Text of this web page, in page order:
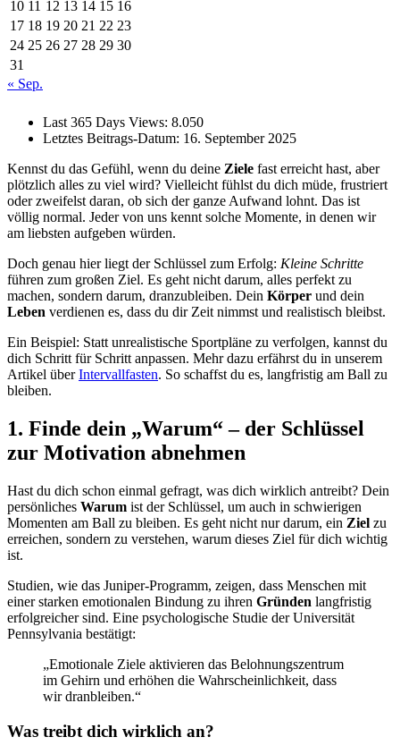
10 11 12 13 14 15 16
17 18 19 20 21 22 23
24 25 26 27 28 29 30
31
« Sep.
Last 365 Days Views: 8.050
Letztes Beitrags-Datum: 16. September 2025
Kennst du das Gefühl, wenn du deine Ziele fast erreicht hast, aber
plötzlich alles zu viel wird? Vielleicht fühlst du dich müde, frustriert
oder zweifelst daran, ob sich der ganze Aufwand lohnt. Das ist
völlig normal. Jeder von uns kennt solche Momente, in denen wir
am liebsten aufgeben würden.
Doch genau hier liegt der Schlüssel zum Erfolg: Kleine Schritte
führen zum großen Ziel. Es geht nicht darum, alles perfekt zu
machen, sondern darum, dranzubleiben. Dein Körper und dein
Leben verdienen es, dass du dir Zeit nimmst und realistisch bleibst.
Ein Beispiel: Statt unrealistische Sportpläne zu verfolgen, kannst du
dich Schritt für Schritt anpassen. Mehr dazu erfährst du in unserem
Artikel überIntervallfasten. So schaffst du es, langfristig am Ball zu
bleiben.
1. Finde dein „Warum“ – der Schlüssel
zur Motivation abnehmen
Hast du dich schon einmal gefragt, was dich wirklich antreibt? Dein
persönliches Warum ist der Schlüssel, um auch in schwierigen
Momenten am Ball zu bleiben. Es geht nicht nur darum, ein Ziel zu
erreichen, sondern zu verstehen, warum dieses Ziel für dich wichtig
ist.
Studien, wie das Juniper-Programm, zeigen, dass Menschen mit
einer starken emotionalen Bindung zu ihren Gründen langfristig
erfolgreicher sind. Eine psychologische Studie der Universität
Pennsylvania bestätigt:
„Emotionale Ziele aktivieren das Belohnungszentrum
im Gehirn und erhöhen die Wahrscheinlichkeit, dass
wir dranbleiben.“
Was treibt dich wirklich an?